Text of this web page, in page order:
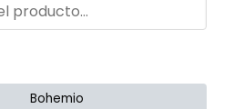
Bohemio